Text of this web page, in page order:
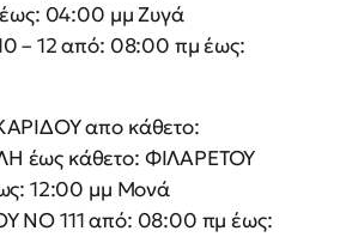
04:00 μμ Ζυγά
– 12 από: 08:00 πμ έως:
απο κάθετο:
έως κάθετο: ΦΙΛΑΡΕΤΟΥ
12:00 μμ Μονά
ΝΟ 111 από: 08:00 πμ έως: